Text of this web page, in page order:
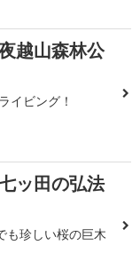
越山森林公
イビング！
ッ田の弘法
も珍しい桜の巨木